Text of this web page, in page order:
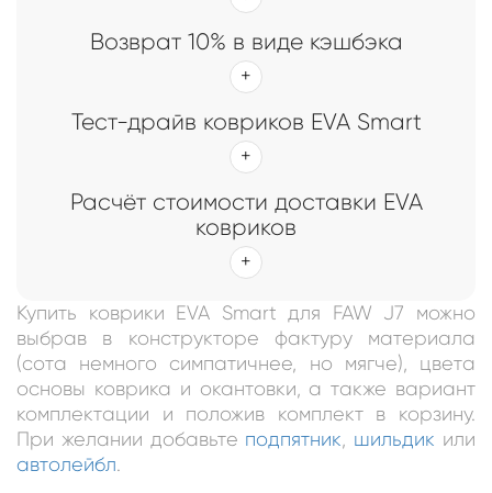
Возврат 10% в виде кэшбэка
Тест-драйв ковриков EVA Smart
Расчёт стоимости доставки EVA
ковриков
Купить коврики EVA Smart для FAW J7 можно
выбрав в конструкторе фактуру материала
(сота немного симпатичнее, но мягче), цвета
основы коврика и окантовки, а также вариант
комплектации и положив комплект в корзину.
При желании добавьте подпятник шильдик или
автолейбл.